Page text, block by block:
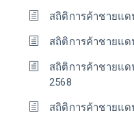
สถิติการค้าชายแด
สถิติการค้าชายแ
สถิติการค้าชายแ
2568
สถิติการค้าชายแ